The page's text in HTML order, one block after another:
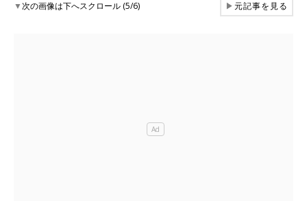
▼次の画像は下へスクロール (5/6) ▶元記事を見る